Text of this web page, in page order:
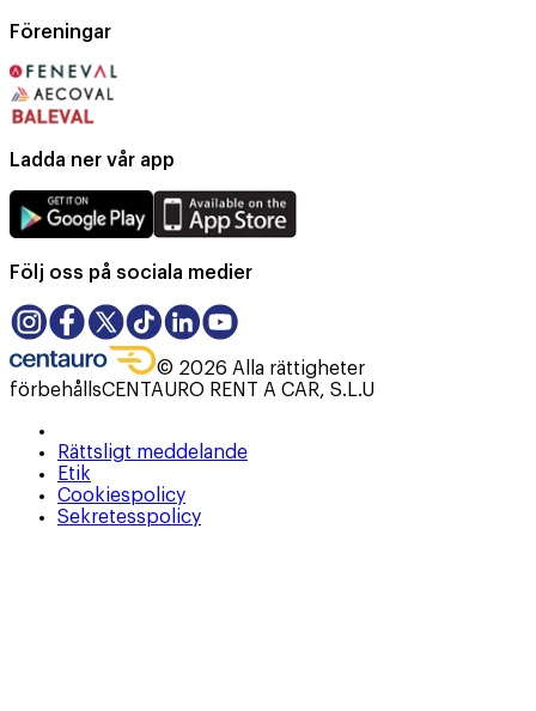
Föreningar
Ladda ner vår app
Följ oss på sociala medier
© 2026 Alla rättigheter
förbehållsCENTAURO RENT A CAR, S.L.U
Rättsligt meddelande
Etik
Cookiespolicy
Sekretesspolicy